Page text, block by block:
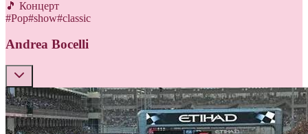
🎵 Концерт
#Pop#show#classic
Andrea Bocelli